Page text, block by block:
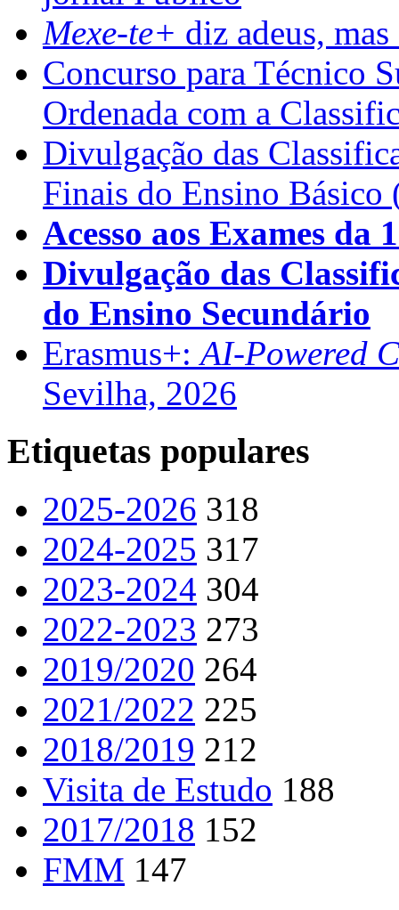
Mexe-te+ diz adeus,
Concurso para Técnico
Ordenada com a
Divulgação das
Finais do Ensino Básico
Acesso aos Exames da
Divulgação das
do Ensino Secundário
Erasmus+:AI-Powered
Sevilha, 2026
Etiquetas populares
2025-2026 318
2024-2025 317
2023-2024 304
2022-2023 273
2019/2020 264
2021/2022 225
2018/2019 212
Visita de Estudo 188
2017/2018 152
FMM 147